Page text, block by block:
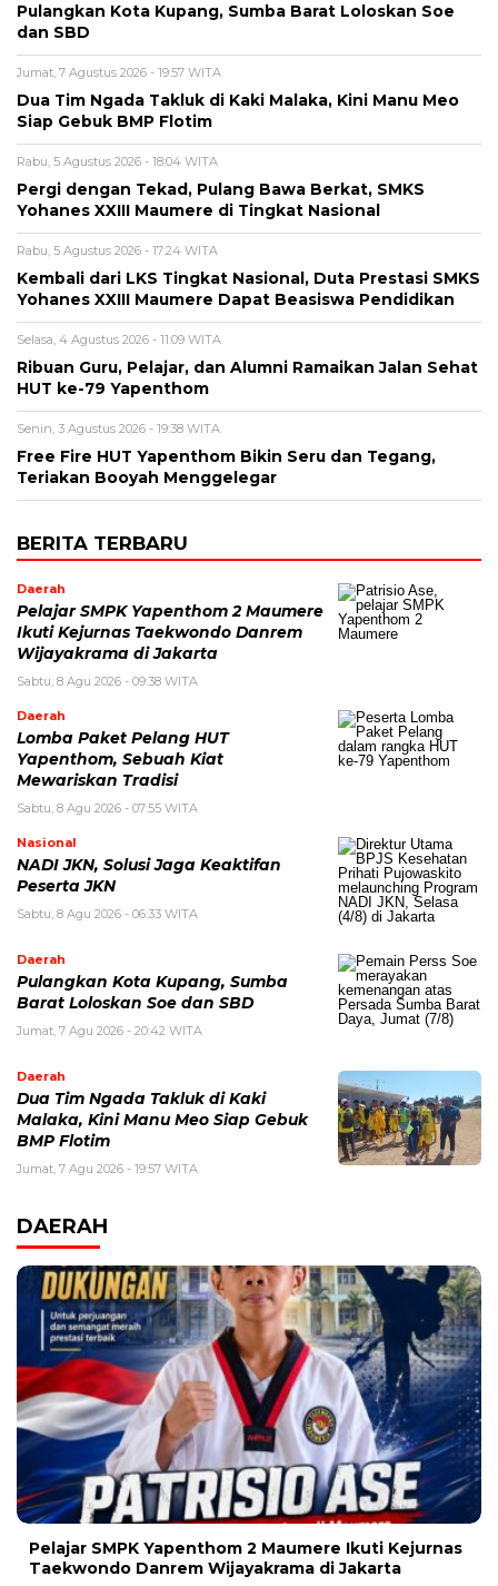
Pulangkan Kota Kupang, Sumba Barat Loloskan Soe
dan SBD
Jumat, 7 Agustus 2026 - 19:57 WITA
Dua Tim Ngada Takluk di Kaki Malaka, Kini Manu Meo
Siap Gebuk BMP Flotim
Rabu, 5 Agustus 2026 - 18:04 WITA
Pergi dengan Tekad, Pulang Bawa Berkat, SMKS
Yohanes XXIII Maumere di Tingkat Nasional
Rabu, 5 Agustus 2026 - 17:24 WITA
Kembali dari LKS Tingkat Nasional, Duta Prestasi SMKS
Yohanes XXIII Maumere Dapat Beasiswa Pendidikan
Selasa, 4 Agustus 2026 - 11:09 WITA
Ribuan Guru, Pelajar, dan Alumni Ramaikan Jalan Sehat
HUT ke-79 Yapenthom
Senin, 3 Agustus 2026 - 19:38 WITA
Free Fire HUT Yapenthom Bikin Seru dan Tegang,
Teriakan Booyah Menggelegar
BERITA TERBARU
Daerah
Pelajar SMPK Yapenthom 2 Maumere
Ikuti Kejurnas Taekwondo Danrem
Wijayakrama di Jakarta
Sabtu, 8 Agu 2026 - 09:38 WITA
Daerah
Lomba Paket Pelang HUT
Yapenthom, Sebuah Kiat
Mewariskan Tradisi
Sabtu, 8 Agu 2026 - 07:55 WITA
Nasional
NADI JKN, Solusi Jaga Keaktifan
Peserta JKN
Sabtu, 8 Agu 2026 - 06:33 WITA
Daerah
Pulangkan Kota Kupang, Sumba
Barat Loloskan Soe dan SBD
Jumat, 7 Agu 2026 - 20:42 WITA
Daerah
Dua Tim Ngada Takluk di Kaki
Malaka, Kini Manu Meo Siap Gebuk
BMP Flotim
Jumat, 7 Agu 2026 - 19:57 WITA
DAERAH
Pelajar SMPK Yapenthom 2 Maumere Ikuti Kejurnas
Taekwondo Danrem Wijayakrama di Jakarta